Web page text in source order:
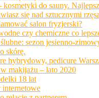
kosmetyki do sauny.
się nad sztucznymi
salon fryzjerski?
czy chemiczne co
sezon jesienno-
skórę.
hybrydowy, pedicure
makijażu – lato 2020
18 lat
internetowe